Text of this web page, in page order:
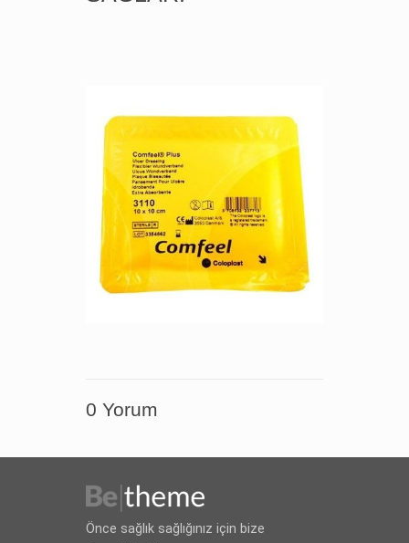
0 Yorum
Önce sağlık sağlığınız için bize